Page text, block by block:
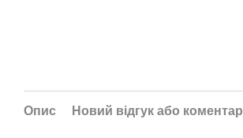
Опис Новий відгук або коментар